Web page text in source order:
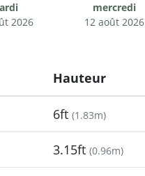
2026
mercredi
12 août 2026
Hauteur
6ft (1.83m)
3.15ft (0.96m)